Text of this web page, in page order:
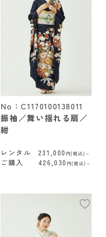
No：C1170100138011
振袖／舞い揺れる扇／
紺
レンタル 231,000 円(税込)～
ご購入 426,030 円(税込)～